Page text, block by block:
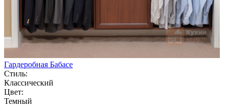
Гардеробная Бабасе
Стиль:
Классический
Цвет:
Темный